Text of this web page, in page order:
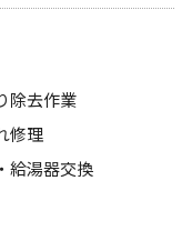
除去作業
修理
給湯器交換